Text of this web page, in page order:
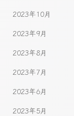
2023年10月
2023年9月
2023年8月
2023年7月
2023年6月
2023年5月